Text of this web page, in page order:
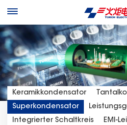
Keramikkondensator
Superkondensator
Integrierter Schaltkreis
EMI-